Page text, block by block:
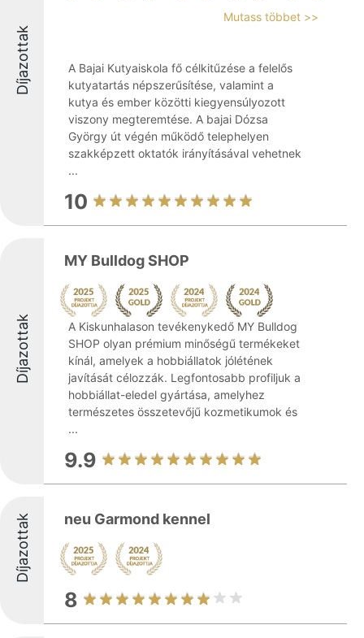
Díjazottak
Mutass többet >>
A Bajai Kutyaiskola fő célkitűzése a felelős
kutyatartás népszerűsítése, valamint a
kutya és ember közötti kiegyensúlyozott
viszony megteremtése. A bajai Dózsa
György út végén működő telephelyen
szakképzett oktatók irányításával vehetnek
...
10
Díjazottak
MY Bulldog SHOP
A Kiskunhalason tevékenykedő MY Bulldog
SHOP olyan prémium minőségű termékeket
kínál, amelyek a hobbiállatok jólétének
javítását célozzák. Legfontosabb profiljuk a
hobbiállat-eledel gyártása, amelyhez
természetes összetevőjű kozmetikumok és
...
9.9
Díjazottak neu Garmond kennel
8